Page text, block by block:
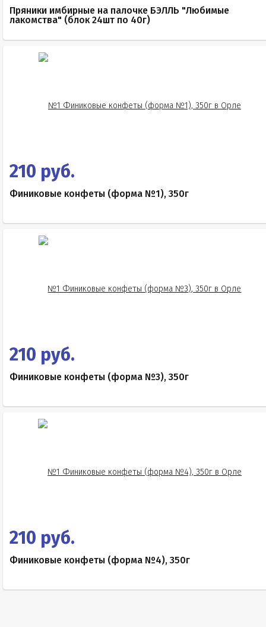
Пряники имбирные на палочке БЭЛЛЬ "Любимые
лакомства" (блок 24шт по 40г)
210 руб.
Финиковые конфеты (форма №1), 350г
210 руб.
Финиковые конфеты (форма №3), 350г
210 руб.
Финиковые конфеты (форма №4), 350г